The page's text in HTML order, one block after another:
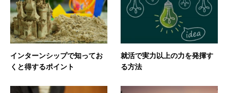
インターンシップで知ってお
くと得するポイント
就活で実力以上の力を発揮す
る方法